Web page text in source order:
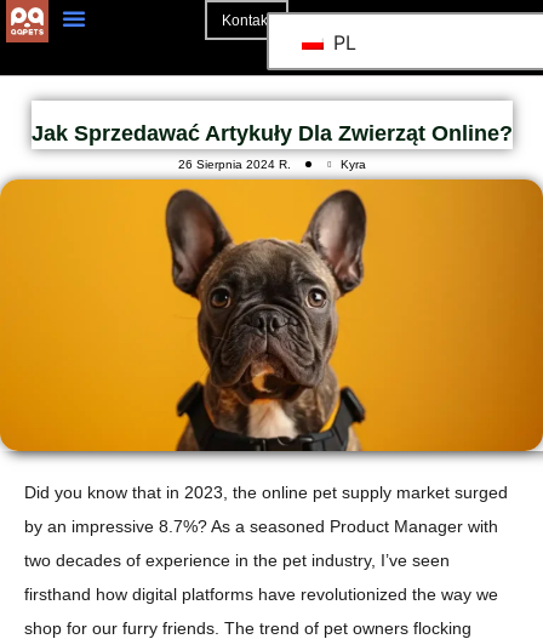
Kontakt
PL
Jak Sprzedawać Artykuły Dla Zwierząt Online?
26 Sierpnia 2024 R. Kyra
Did you know that in 2023, the online pet supply market surged
by an impressive 8.7%? As a seasoned Product Manager with
two decades of experience in the pet industry, I’ve seen
firsthand how digital platforms have revolutionized the way we
shop for our furry friends. The trend of pet owners flocking